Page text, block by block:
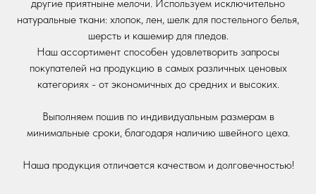
другие приятныне мелочи. Используем исключительно
натуральные ткани: хлопок, лен, шелк для постельного белья,
шерсть и кашемир для пледов.
Наш ассортимент способен удовлетворить запросы
покупателей на продукцию в самых различных ценовых
категориях - от экономичных до средних и высоких.
Выполняем пошив по индивидуальным размерам в
минимальные сроки, благодаря наличию швейного цеха.
Наша продукция отличается качеством и долговечностью!